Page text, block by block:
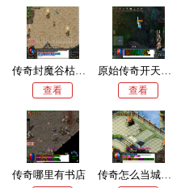
传奇封魔谷枯井坐标
查看
原始传奇开天斩伤害怎么算
查看
传奇哪里有书店 传奇怎么当城主啊